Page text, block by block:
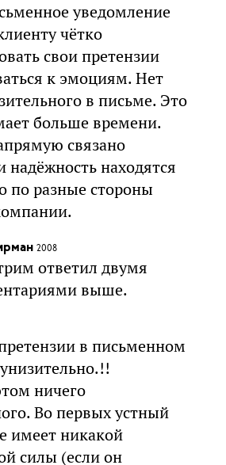
уведомление
чётко
свои претензии
к эмоциям. Нет
в письме. Это
больше времени.
связано
надёжность находятся
по разные стороны
2008
ответил двумя
выше.
в письменном
ничего
Во первых устный
имеет никакой
силы (если он